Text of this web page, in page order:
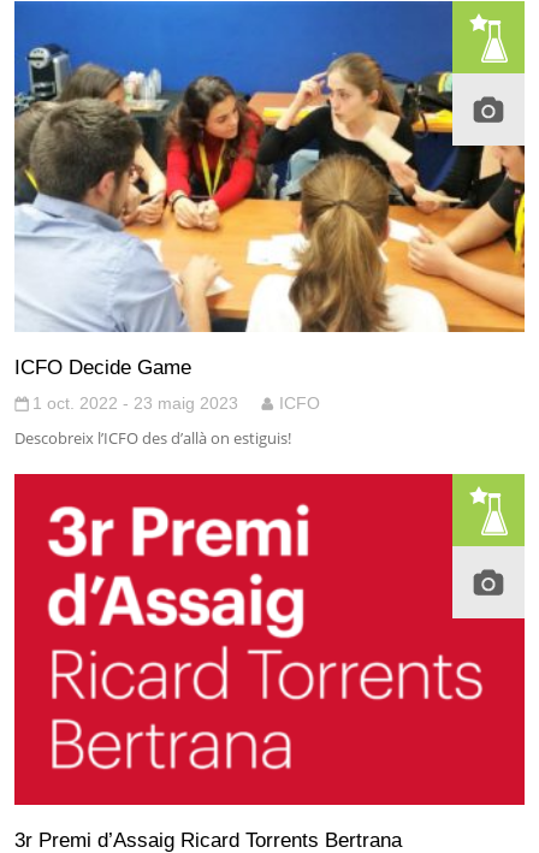
ICFO Decide Game
1 oct. 2022 - 23 maig 2023 ICFO
Descobreix l’ICFO des d’allà on estiguis!
3r Premi d’Assaig Ricard Torrents Bertrana